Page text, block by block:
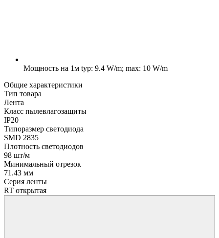
Мощность на 1м typ: 9.4 W/m; max: 10 W/m
Общие характеристики
Тип товара
Лента
Класс пылевлагозащиты
IP20
Типоразмер светодиода
SMD 2835
Плотность светодиодов
98 шт/м
Минимальный отрезок
71.43 мм
Серия ленты
RT открытая